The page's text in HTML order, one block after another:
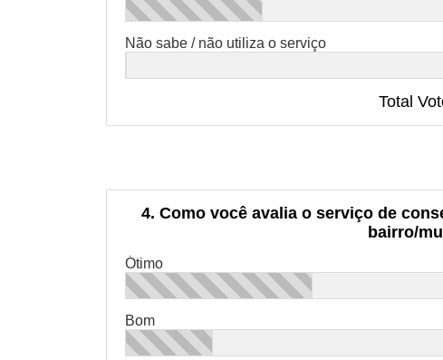
Não sabe / não utiliza o serviço
Total
4. Como você avalia o serviço de
bairro/
Ótimo
Bom